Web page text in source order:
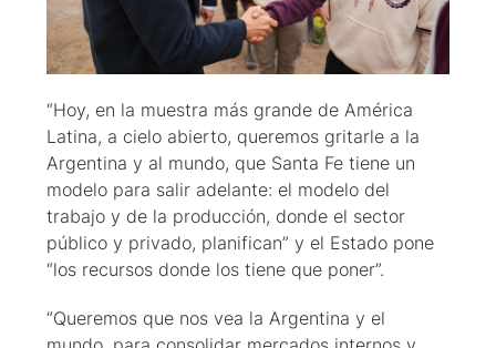
“Hoy, en la muestra más grande de América
Latina, a cielo abierto, queremos gritarle a la
Argentina y al mundo, que Santa Fe tiene un
modelo para salir adelante: el modelo del
trabajo y de la producción, donde el sector
público y privado, planifican” y el Estado pone
“los recursos donde los tiene que poner”.
“Queremos que nos vea la Argentina y el